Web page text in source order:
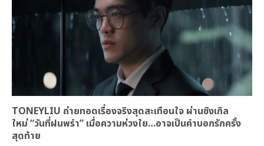
TONEYLIU ถ่ายทอดเรื่องจริงสุดสะเทือนใจ ผ่านซิงเกิล
ใหม่ “วันที่ฝนพรำ” เมื่อความห่วงใย…อาจเป็นคำบอกรักครั้ง
สุดท้าย